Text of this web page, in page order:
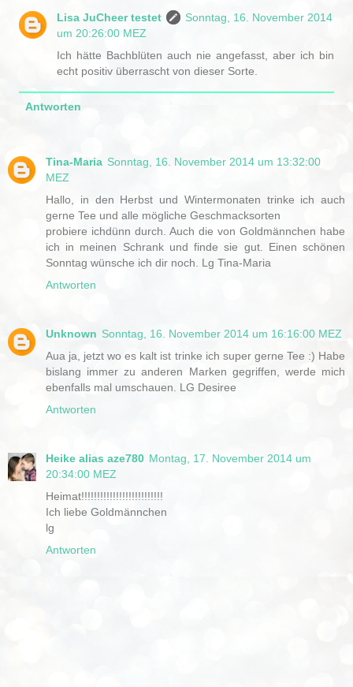
Lisa JuCheer testet
Sonntag, 16. November 2014
um 20:26:00 MEZ
Ich hätte Bachblüten auch nie angefasst, aber ich bin
echt positiv überrascht von dieser Sorte.
Antworten
Tina-Maria Sonntag, 16. November 2014 um 13:32:00
MEZ
Hallo, in den Herbst und Wintermonaten trinke ich auch
gerne Tee und alle mögliche Geschmacksorten
probiere ichdünn durch. Auch die von Goldmännchen habe
ich in meinen Schrank und finde sie gut. Einen schönen
Sonntag wünsche ich dir noch. Lg Tina-Maria
Antworten
Unknown Sonntag, 16. November 2014 um 16:16:00 MEZ
Aua ja, jetzt wo es kalt ist trinke ich super gerne Tee :) Habe
bislang immer zu anderen Marken gegriffen, werde mich
ebenfalls mal umschauen. LG Desiree
Antworten
Heike alias aze780 Montag, 17. November 2014 um
20:34:00 MEZ
Heimat!!!!!!!!!!!!!!!!!!!!!!!!!!
Ich liebe Goldmännchen
lg
Antworten